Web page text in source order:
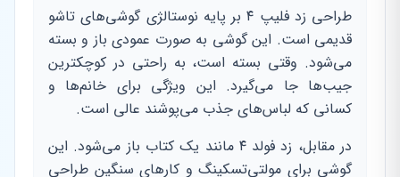
طراحی زد فلیپ ۴ بر پایه نوستالژی گوشی‌های تاشو
قدیمی است. این گوشی به صورت عمودی باز و بسته
می‌شود. وقتی بسته است، به راحتی در کوچکترین
جیب‌ها جا می‌گیرد. این ویژگی برای خانم‌ها و
کسانی که لباس‌های جذب می‌پوشند عالی است.
در مقابل، زد فولد ۴ مانند یک کتاب باز می‌شود. این
گوشی برای مولتی‌تسکینگ و کارهای سنگین طراحی